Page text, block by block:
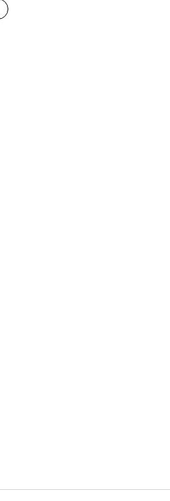
der Charakter wirklich richtig
fand ich, dass manche